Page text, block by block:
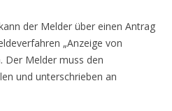
der Melder über einen Antrag
„Anzeige von
Der Melder muss den
und unterschrieben an